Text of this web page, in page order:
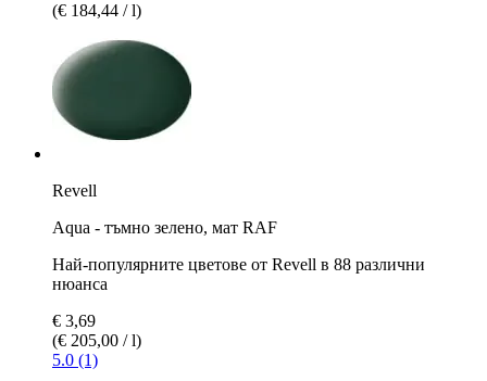
(€ 184,44 / l)
Revell
Aqua - тъмно зеленo, мат RAF
Най-популярните цветове от Revell в 88 различни
нюанса
€ 3,69
(€ 205,00 / l)
5.0 (1)